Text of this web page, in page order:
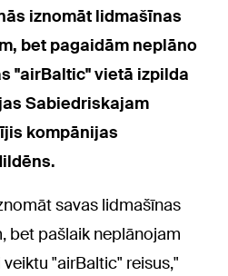
iznomāt lidmašīnas
bet pagaidām neplāno
"airBaltic" vietā izpilda
Sabiedriskajam
kompānijas
savas lidmašīnas
bet pašlaik neplānojam
"airBaltic" reisus,"